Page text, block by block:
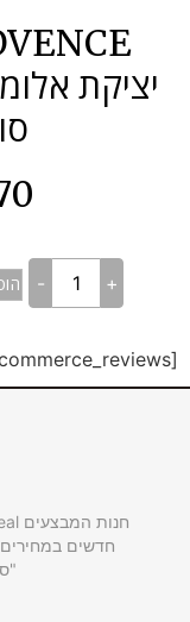
יציקת
+
-
[woocommerce_reviews]
חדשים